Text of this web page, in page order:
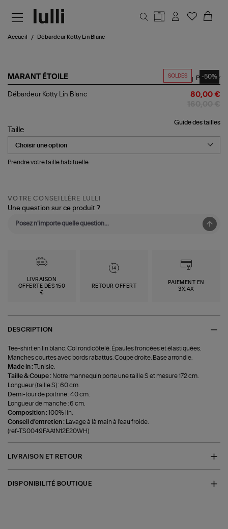
Accueil Débardeur Kotty Lin Blanc
SOLDES -50%
MARANT ÉTOILE
Débardeur
Partager
Débardeur Kotty Lin Blanc 80,00 €
Guide des tailles
Taille
Prendre votre taille habituelle.
VOTRE CONSEILLÈRE LULLI
Une question sur ce produit ?
LIVRAISON
OFFERTE DÈS 150
€
RETOUR OFFERT
PAIEMENT EN
3X,4X
DESCRIPTION
Tee-shirt en lin blanc. Col rond côtelé. Épaules froncées et élastiquées.
Manches courtes avec bords rabattus. Coupe droite. Base arrondie.
Made in :Tunisie.
Taille & Coupe : Notre mannequin porte une taille S et mesure 172 cm.
Longueur (taille S) : 60 cm.
Demi-tour de poitrine : 40 cm.
Longueur de manche : 6 cm.
Composition :100% lin.
Conseil d'entretien :
Lavage à là main à l'eau froide.
(ref-TS0049FAA1N12E20WH)
LIVRAISON ET RETOUR
DISPONIBILITÉ BOUTIQUE